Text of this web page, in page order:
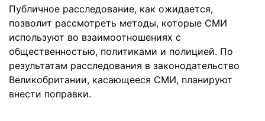
Публичное расследование, как ожидается,
позволит рассмотреть методы, которые СМИ
используют во взаимоотношениях с
общественностью, политиками и полицией. По
результатам расследования в законодательство
Великобритании, касающееся СМИ, планируют
внести поправки.